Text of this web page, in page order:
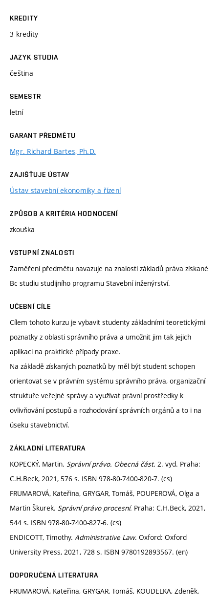
KREDITY
3 kredity
JAZYK STUDIA
čeština
SEMESTR
letní
GARANT PŘEDMĚTU
Mgr. Richard Bartes, Ph.D.
ZAJIŠŤUJE ÚSTAV
Ústav stavební ekonomiky a řízení
ZPŮSOB A KRITÉRIA HODNOCENÍ
zkouška
VSTUPNÍ ZNALOSTI
Zaměření předmětu navazuje na znalosti základů práva získané
Bc studiu studijního programu Stavební inženýrství.
UČEBNÍ CÍLE
Cílem tohoto kurzu je vybavit studenty základními teoretickými
poznatky z oblasti správního práva a umožnit jim tak jejich
aplikaci na praktické případy praxe.
Na základě získaných poznatků by měl být student schopen
orientovat se v právním systému správního práva, organizační
struktuře veřejné správy a využívat právní prostředky k
ovlivňování postupů a rozhodování správních orgánů a to i na
úseku stavebnictví.
ZÁKLADNÍ LITERATURA
KOPECKÝ, Martin. Správní právo. Obecná část. 2. vyd. Praha:
C.H.Beck, 2021, 576 s. ISBN 978-80-7400-820-7. (cs)
FRUMAROVÁ, Kateřina, GRYGAR, Tomáš, POUPEROVÁ, Olga a
Martin Škurek. Správní právo procesní. Praha: C.H.Beck, 2021,
544 s. ISBN 978-80-7400-827-6. (cs)
ENDICOTT, Timothy. Administrative Law. Oxford: Oxford
University Press, 2021, 728 s. ISBN 9780192893567. (en)
DOPORUČENÁ LITERATURA
FRUMAROVÁ, Kateřina, GRYGAR, Tomáš, KOUDELKA, Zdeněk,